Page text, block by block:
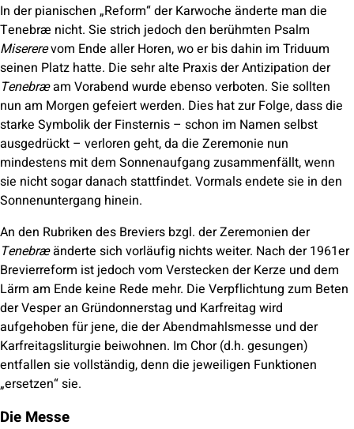
In der pianischen „Reform“ der Karwoche änderte man die
Tenebræ nicht. Sie strich jedoch den berühmten Psalm
Misererevom Ende aller Horen, wo er bis dahin im Triduum
seinen Platz hatte. Die sehr alte Praxis der Antizipation der
Tenebræam Vorabend wurde ebenso verboten. Sie sollten
nun am Morgen gefeiert werden. Dies hat zur Folge, dass die
starke Symbolik der Finsternis – schon im Namen selbst
ausgedrückt – verloren geht, da die Zeremonie nun
mindestens mit dem Sonnenaufgang zusammenfällt, wenn
sie nicht sogar danach stattfindet. Vormals endete sie in den
Sonnenuntergang hinein.
An den Rubriken des Breviers bzgl. der Zeremonien der
Tenebræänderte sich vorläufig nichts weiter. Nach der 1961er
Brevierreform ist jedoch vom Verstecken der Kerze und dem
Lärm am Ende keine Rede mehr. Die Verpflichtung zum Beten
der Vesper an Gründonnerstag und Karfreitag wird
aufgehoben für jene, die der Abendmahlsmesse und der
Karfreitagsliturgie beiwohnen. Im Chor (d.h. gesungen)
entfallen sie vollständig, denn die jeweiligen Funktionen
„ersetzen“ sie.
Die Messe